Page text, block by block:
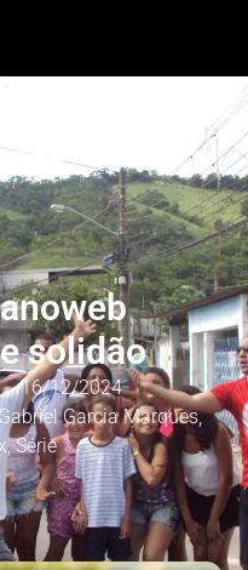
solidão
16/12/2024
Gabriel Garcia Marques,
,Série